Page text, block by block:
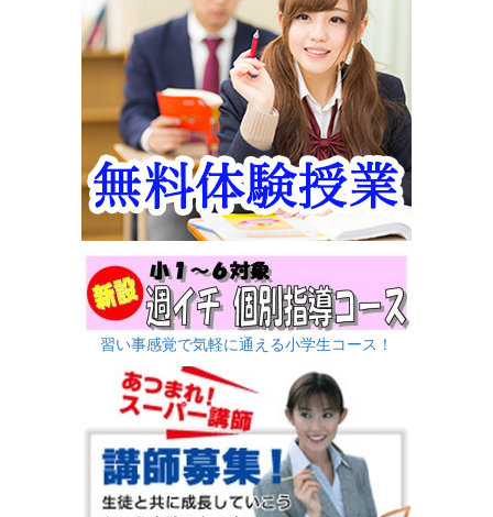
習い事感覚で気軽に通える小学生コース！